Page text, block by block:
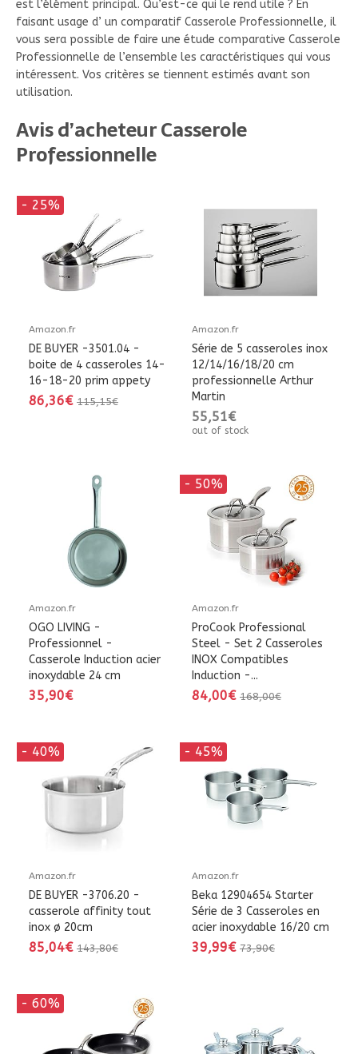
est l’élément principal. Qu’est-ce qui le rend utile ? En
faisant usage d’ un comparatif Casserole Professionnelle, il
vous sera possible de faire une étude comparative Casserole
Professionnelle de l’ensemble les caractéristiques qui vous
intéressent. Vos critères se tiennent estimés avant son
utilisation.
Avis d’acheteur Casserole
Professionnelle
- 25%
Amazon.fr
DE BUYER -3501.04 -
boite de 4 casseroles 14-
16-18-20 prim appety
86,36€ 115,15€
Amazon.fr
Série de 5 casseroles inox
12/14/16/18/20 cm
professionnelle Arthur
Martin
55,51€
out of stock
Amazon.fr
OGO LIVING -
Professionnel -
Casserole Induction acier
inoxydable 24 cm
35,90€
- 50%
Amazon.fr
ProCook Professional
Steel - Set 2 Casseroles
INOX Compatibles
Induction -...
84,00€ 168,00€
- 40%
Amazon.fr
DE BUYER -3706.20 -
casserole affinity tout
inox ø 20cm
85,04€ 143,80€
- 45%
Amazon.fr
Beka 12904654 Starter
Série de 3 Casseroles en
acier inoxydable 16/20 cm
39,99€ 73,90€
- 60%